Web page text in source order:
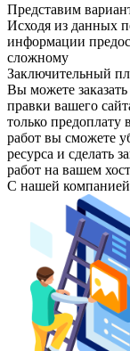
Представим
Исходя из данных
информации
сложному
Заключительный
Вы можете
правки вашего
только предоплату
работ вы сможете
ресурса и сделать
работ на вашем
С нашей